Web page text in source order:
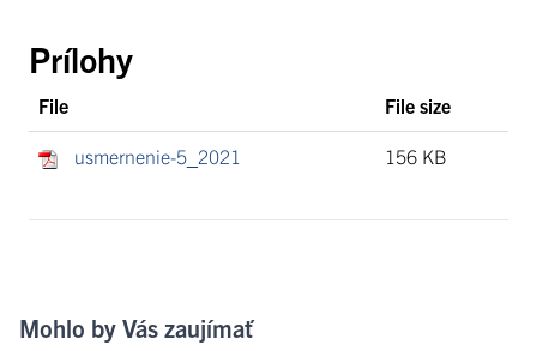
Prílohy
File File size
usmernenie-5_2021 156 KB
Mohlo by Vás zaujímať